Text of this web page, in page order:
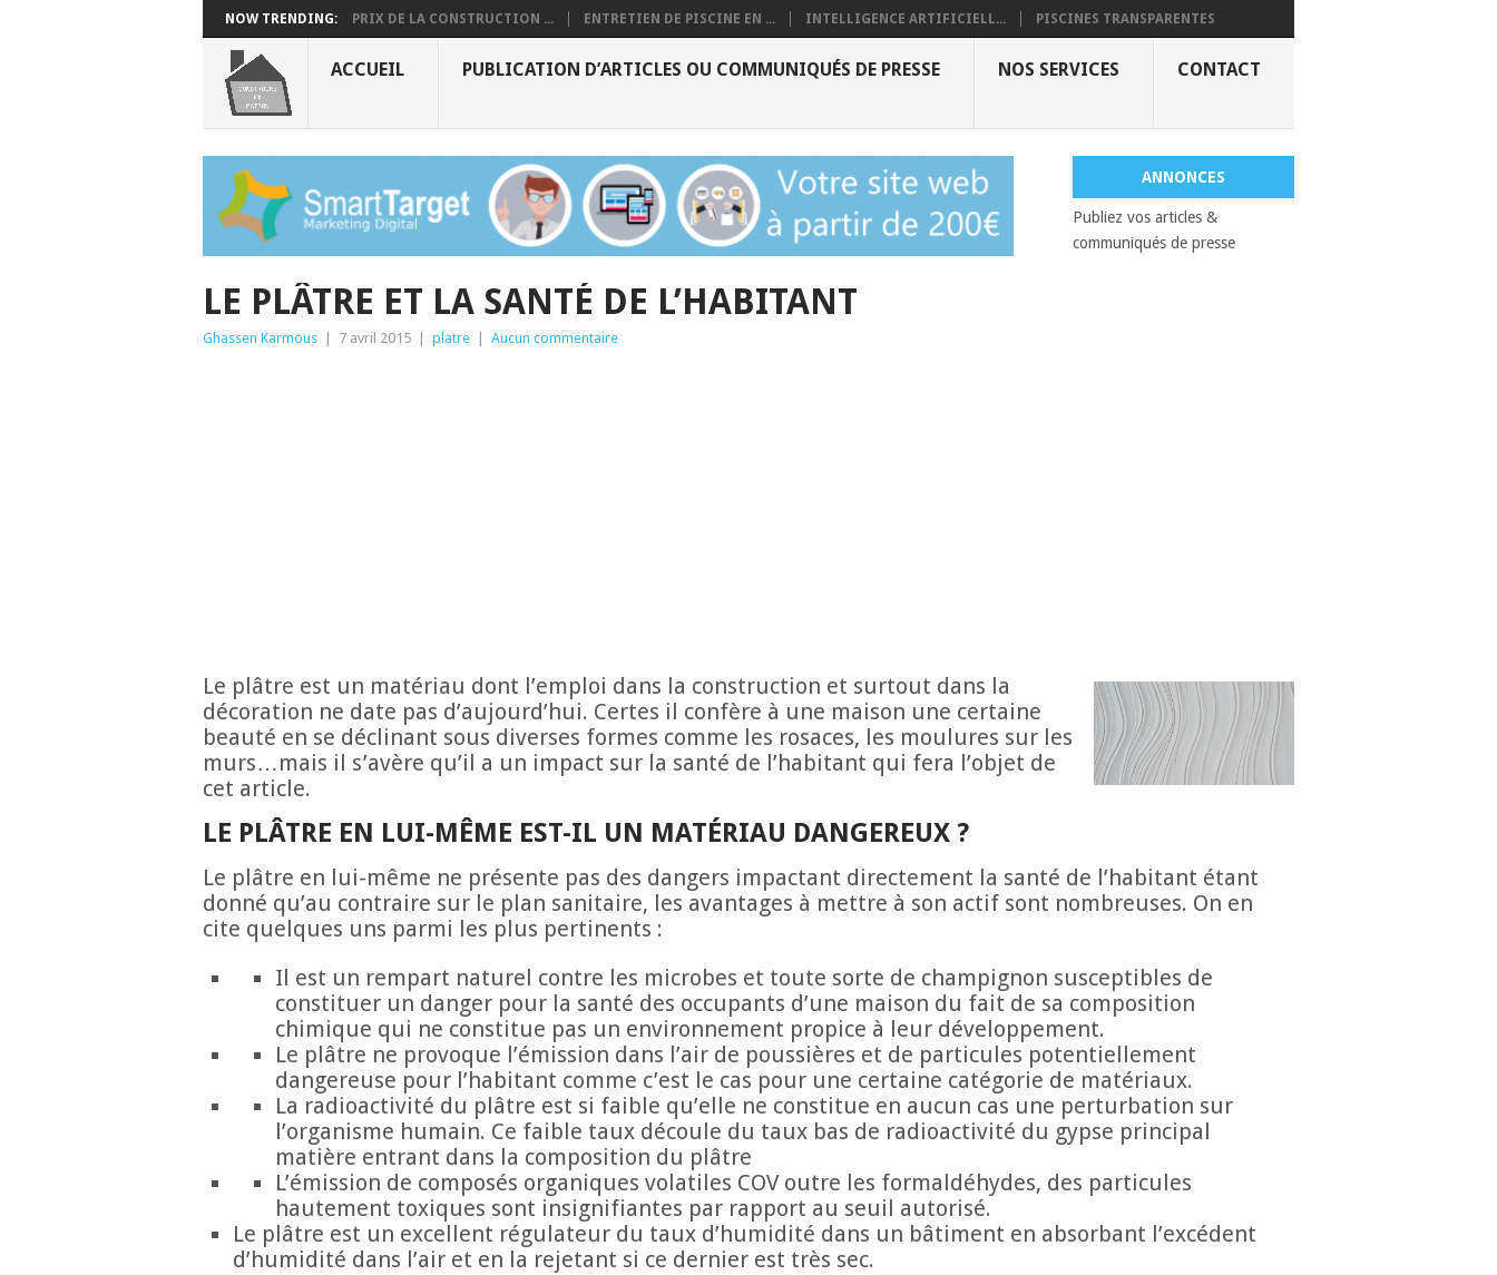
NOW TRENDING: PRIX DE LA CONSTRUCTION ... ENTRETIEN DE PISCINE EN ... INTELLIGENCE ARTIFICIELL... PISCINES TRANSPARENTES
ACCUEIL PUBLICATION D’ARTICLES OU COMMUNIQUÉS DE PRESSE NOS SERVICES CONTACT
ANNONCES
Publiez vos articles &
communiqués de presse
LE PLÂTRE ET LA SANTÉ DE L’HABITANT
Ghassen Karmous 7 avril 2015 platre Aucun commentaire
Le plâtre est un matériau dont l’emploi dans la construction et surtout dans la
décoration ne date pas d’aujourd’hui. Certes il confère à une maison une certaine
beauté en se déclinant sous diverses formes comme les rosaces, les moulures sur les
murs…mais il s’avère qu’il a un impact sur la santé de l’habitant qui fera l’objet de
cet article.
LE PLÂTRE EN LUI-MÊME EST-IL UN MATÉRIAU DANGEREUX ?
Le plâtre en lui-même ne présente pas des dangers impactant directement la santé de l’habitant étant
donné qu’au contraire sur le plan sanitaire, les avantages à mettre à son actif sont nombreuses. On en
cite quelques uns parmi les plus pertinents :
Il est un rempart naturel contre les microbes et toute sorte de champignon susceptibles de
constituer un danger pour la santé des occupants d’une maison du fait de sa composition
chimique qui ne constitue pas un environnement propice à leur développement.
Le plâtre ne provoque l’émission dans l’air de poussières et de particules potentiellement
dangereuse pour l’habitant comme c’est le cas pour une certaine catégorie de matériaux.
La radioactivité du plâtre est si faible qu’elle ne constitue en aucun cas une perturbation sur
l’organisme humain. Ce faible taux découle du taux bas de radioactivité du gypse principal
matière entrant dans la composition du plâtre
L’émission de composés organiques volatiles COV outre les formaldéhydes, des particules
hautement toxiques sont insignifiantes par rapport au seuil autorisé.
Le plâtre est un excellent régulateur du taux d’humidité dans un bâtiment en absorbant l’excédent
d’humidité dans l’air et en la rejetant si ce dernier est très sec.